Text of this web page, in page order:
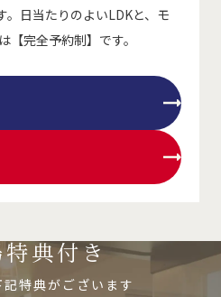
。日当たりのよいLDKと、モ
【完全予約制】です。
典付き
特典がございます